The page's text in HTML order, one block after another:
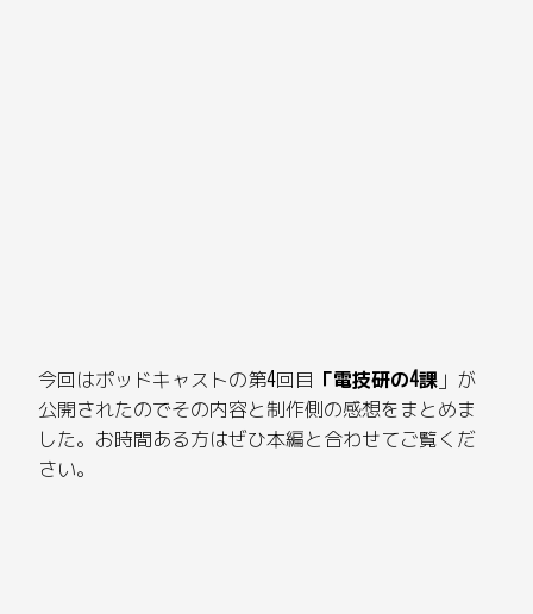
今回はポッドキャストの第4回目 「電技研の4課 」が
公開されたのでその内容と制作側の感想をまとめま
した。お時間ある方はぜひ本編と合わせてご覧くだ
さい。